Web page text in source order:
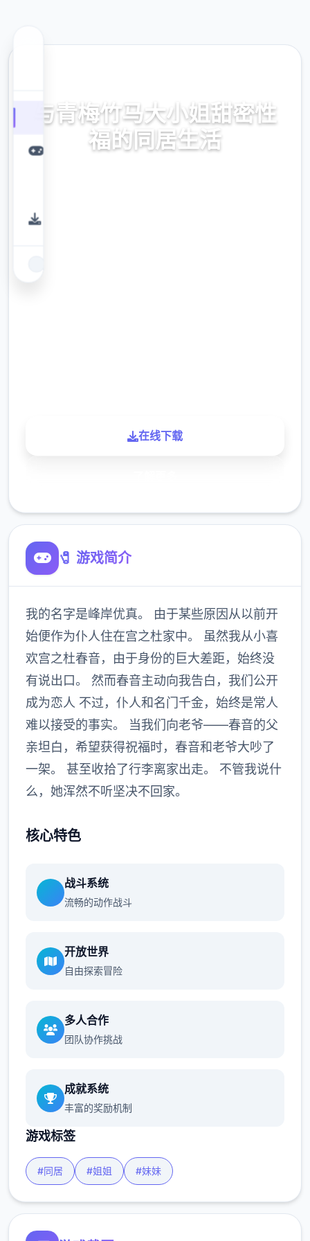
与青梅竹马大小姐甜密性
福的同居生活
在线下载
🧷 游戏简介
我的名字是峰岸优真。 由于某些原因从以前开
始便作为仆人住在宫之杜家中。 虽然我从小喜
欢宫之杜春音，由于身份的巨大差距，始终没
有说出口。 然而春音主动向我告白，我们公开
成为恋人 不过，仆人和名门千金，始终是常人
难以接受的事实。 当我们向老爷——春音的父
亲坦白，希望获得祝福时，春音和老爷大吵了
一架。 甚至收拾了行李离家出走。 不管我说什
么，她浑然不听坚决不回家。
核心特色
战斗系统
流畅的动作战斗
开放世界
自由探索冒险
多人合作
团队协作挑战
成就系统
丰富的奖励机制
游戏标签
#同居 #姐姐 #妹妹